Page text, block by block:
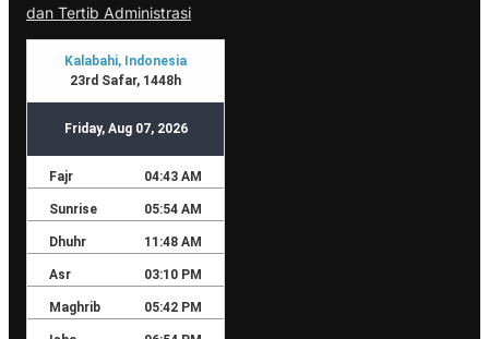
dan Tertib Administrasi